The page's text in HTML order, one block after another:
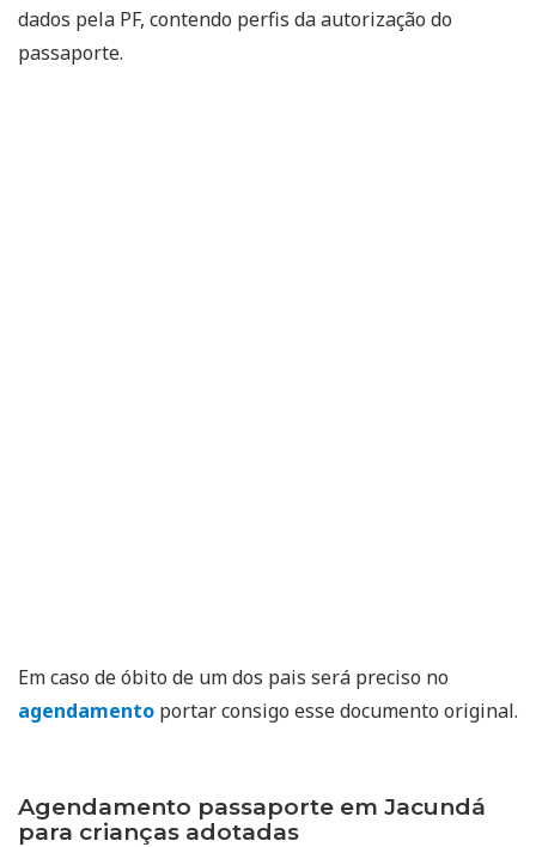
dados pela PF, contendo perfis da autorização do
passaporte.
Em caso de óbito de um dos pais será preciso no
agendamento portar consigo esse documento original.
Agendamento passaporte em Jacundá
para crianças adotadas